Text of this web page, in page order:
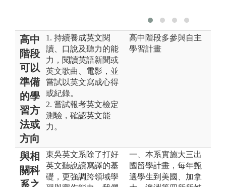
高中
階段
可以
準備
的學
習方
法或
方向
1. 持續養成英文閱
讀、口說及聽力的能
力，閱讀英語新聞或
英文歌曲、電影，並
嘗試以英文寫成心得
或紀錄。
2. 嘗試報考英文檢定
測驗，確認英文能
力。
高中階段多參與自主
學習計畫
與相
關科
系之
東吳英文系除了打好
英文聽說讀寫譯的基
礎，更強調跨領域學
一、本系實施大三出
國留學計畫，每年甄
選學生到美國、加拿